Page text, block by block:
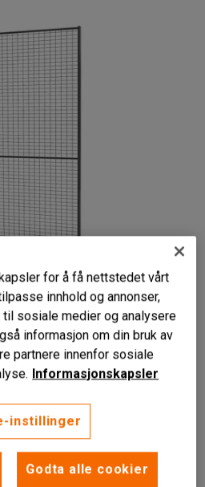
Finnes i flere ulike
EUs maskindirektiv for
for å få nettstedet vårt
innhold og annonser,
sosiale medier og analysere
informasjon om din bruk av
partnere innenfor sosiale
Informasjonskapsler
instillinger
Godta alle cookier